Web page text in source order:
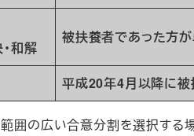
和解
被扶養者であった方
平成20年4月以降に
囲の広い合意分割を選択する